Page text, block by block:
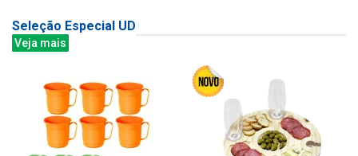
Seleção Especial UD
Veja mais